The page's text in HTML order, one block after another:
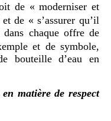
de « moderniser et
et de « s’assurer qu’il
chaque offre de
et de symbole,
bouteille d’eau en
matière de respect